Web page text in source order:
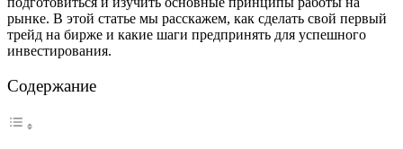
рынке. В этой статье мы расскажем, как сделать свой первый
трейд на бирже и какие шаги предпринять для успешного
инвестирования.
Содержание